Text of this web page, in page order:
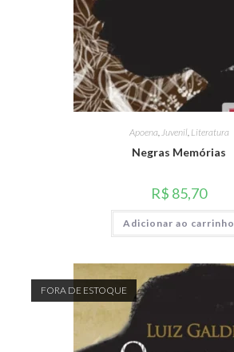
Apoena,Juvenil, Literatura
Negras Memórias
R$ 85,70
Adicionar ao carrinho
FORA DE ESTOQUE